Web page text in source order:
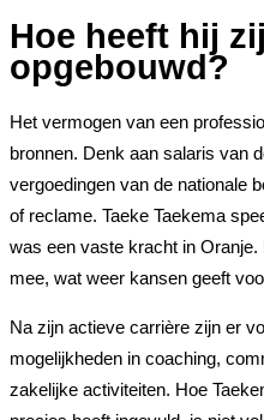
Hoe heeft hij
opgebouwd?
Het vermogen van een
bronnen. Denk aan salaris van
vergoedingen van de nationale
of reclame. Taeke Taekema
was een vaste kracht in
mee, wat weer kansen geeft
Na zijn actieve carrière zijn er
mogelijkheden in coaching,
zakelijke activiteiten. Hoe